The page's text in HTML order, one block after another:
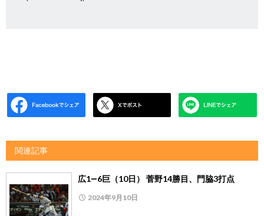
関連記事
広1―6巨（10日） 菅野14勝目、門脇3打点
2024年9月10日